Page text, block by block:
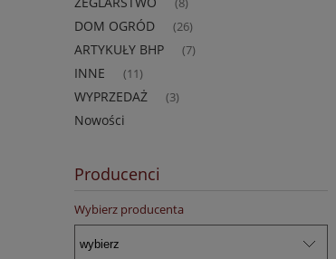
(8)
DOM OGRÓD (26)
ARTYKUŁY BHP (7)
INNE (11)
WYPRZEDAŻ (3)
Nowości
Producenci
Wybierz producenta